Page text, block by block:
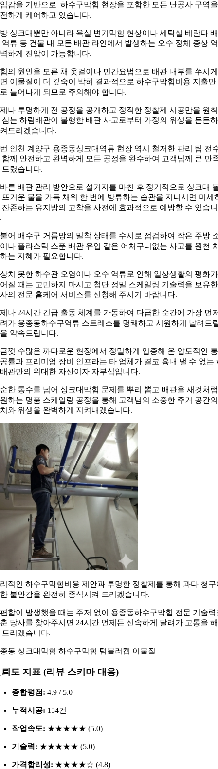
감을 기반으로 하수구막힘 현장을 포함한 모든 난공사 구역을
하게 케어하고 있습니다.
싱크대뿐만 아니라 욕실 변기막힘 현상이나 세탁실 베란다
역류 등 건물 내 모든 배관 라인에서 발생하는 오수 정체 증상
하게 진압이 가능합니다.
의 원인을 모른 채 옷걸이나 민간요법으로 배관 내부를 쑤시게
이물질이 더 깊숙이 박혀 결과적으로 하수구막힘비용 지출만
늘어나게 되므로 주의해야 합니다.
나 투명하게 전 공정을 공개하고 정직한 정찰제 시공만을 원
삼는 하림배관이 불행한 배관 사고로부터 가정의 위생을 든든
드리겠습니다.
인천 계양구 용종동싱크대역류 현장 역시 철저한 관리 팁 전
함께 안전하고 완벽하게 모든 공정을 완수하여 고객님께 큰 만
드렸습니다.
른 배관 관리 방안으로 설거지를 마친 후 정기적으로 싱크대
뜨거운 물을 가득 채워 한 번에 방류하는 습관을 지니시면 미세
잔존하는 유지방의 고착을 사전에 효과적으로 예방할 수 있습니
어 배수구 거름망의 밀착 상태를 수시로 점검하여 작은 주방
나 플라스틱 스푼 배관 유입 같은 어처구니없는 사고를 원천
는 지혜가 필요합니다.
치 못한 하수관 오염이나 오수 역류로 인해 일상생활의 평화가
질 때는 고민하지 마시고 첨단 정밀 스케일링 기술력을 보유한
의 전문 홈케어 서비스를 신청해 주시기 바랍니다.
나 24시간 긴급 출동 체계를 가동하여 다급한 순간에 가장 먼
가 용종동하수구역류 스트레스를 명쾌하고 시원하게 날려드
약속드립니다.
껏 수많은 까다로운 현장에서 정밀하게 입증해 온 압도적인
률과 프리미엄 장비 인프라는 타 업체가 결코 흉내 낼 수 없는
관만의 위대한 자산이자 자부심입니다.
한 통수를 넘어 싱크대막힘 문제를 뿌리 뽑고 배관을 새것처럼
하는 명품 스케일링 공정을 통해 고객님의 소중한 주거 공간의
와 위생을 완벽하게 지켜내겠습니다.
적인 하수구막힘비용 제안과 투명한 정찰제를 통해 과다 청구
불안감을 완전히 종식시켜 드리겠습니다.
함이 발생했을 때는 주저 없이 용종동하수구막힘 전문 기술력
당사를 찾아주시면 24시간 언제든 신속하게 달려가 고통을
드리겠습니다.
동 싱크대막힘 하수구막힘 텀블러캡 이물질
도 지표 (리뷰 스키마 대응)
종합평점: 4.9 / 5.0
누적시공: 154건
작업속도: ★★★★★ (5.0)
기술력: ★★★★★ (5.0)
가격합리성: ★★★★☆ (4.8)